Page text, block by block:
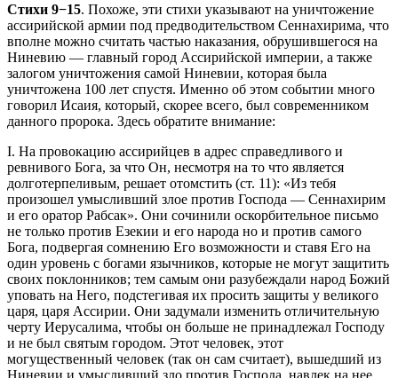
Стихи 9−15. Похоже, эти стихи указывают на уничтожение
ассирийской армии под предводительством Сеннахирима, что
вполне можно считать частью наказания, обрушившегося на
Ниневию — главный город Ассирийской империи, а также
залогом уничтожения самой Ниневии, которая была
уничтожена 100 лет спустя. Именно об этом событии много
говорил Исаия, который, скорее всего, был современником
данного пророка. Здесь обратите внимание:
I. На провокацию ассирийцев в адрес справедливого и
ревнивого Бога, за что Он, несмотря на то что является
долготерпеливым, решает отомстить (ст. 11): «Из тебя
произошел умысливший злое против Господа — Сеннахирим
и его оратор Рабсак». Они сочинили оскорбительное письмо
не только против Езекии и его народа но и против самого
Бога, подвергая сомнению Его возможности и ставя Его на
один уровень с богами язычников, которые не могут защитить
своих поклонников; тем самым они разубеждали народ Божий
уповать на Него, подстегивая их просить защиты у великого
царя, царя Ассирии. Они задумали изменить отличительную
черту Иерусалима, чтобы он больше не принадлежал Господу
и не был святым городом. Этот человек, этот
могущественный человек (так он сам считает), вышедший из
Ниневии и умысливший зло против Господа, навлек на нее